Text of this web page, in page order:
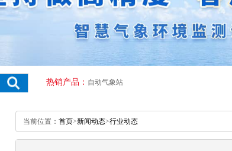
热销产品： 自动气象站
当前位置： 首页>新闻动态>行业动态